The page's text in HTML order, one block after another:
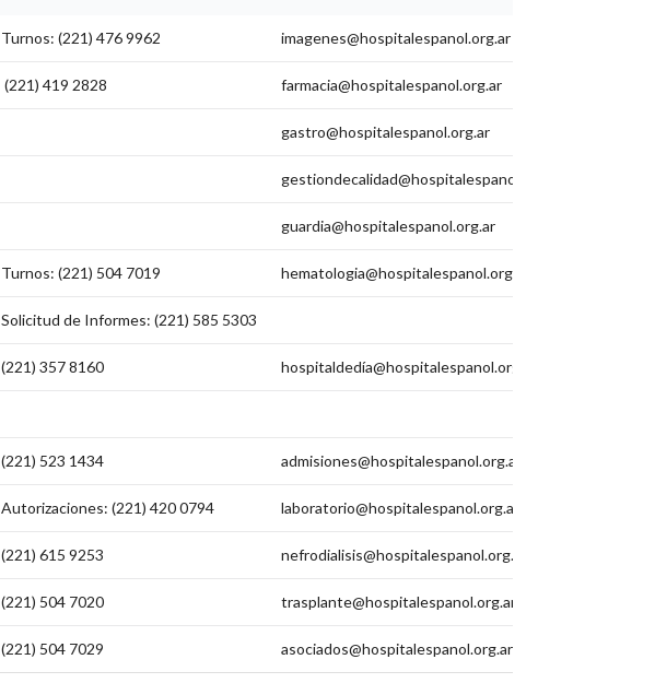
Turnos: (221) 476 9962 imagenes@hospitalespanol.org.ar
(221) 419 2828 farmacia@hospitalespanol.org.ar
gastro@hospitalespanol.org.ar
gestiondecalidad@hospitalespanol.org.ar
guardia@hospitalespanol.org.ar
Turnos: (221) 504 7019 hematologia@hospitalespanol.org.ar
Solicitud de Informes: (221) 585 5303
(221) 357 8160 hospitaldedía@hospitalespanol.org.ar
(221) 523 1434 admisiones@hospitalespanol.org.ar
Autorizaciones: (221) 420 0794 laboratorio@hospitalespanol.org.ar
(221) 615 9253 nefrodialisis@hospitalespanol.org.ar
(221) 504 7020 trasplante@hospitalespanol.org.ar
(221) 504 7029 asociados@hospitalespanol.org.ar